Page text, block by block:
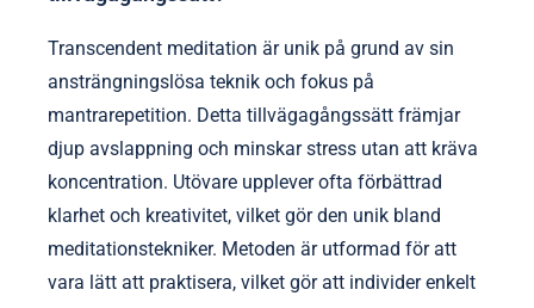
Transcendent meditation är unik på grund av sin
ansträngningslösa teknik och fokus på
mantrarepetition. Detta tillvägagångssätt främjar
djup avslappning och minskar stress utan att kräva
koncentration. Utövare upplever ofta förbättrad
klarhet och kreativitet, vilket gör den unik bland
meditationstekniker. Metoden är utformad för att
vara lätt att praktisera, vilket gör att individer enkelt